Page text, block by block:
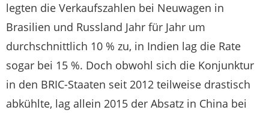
legten die Verkaufszahlen bei Neuwagen in
Brasilien und Russland Jahr für Jahr um
durchschnittlich 10 % zu, in Indien lag die Rate
sogar bei 15 %. Doch obwohl sich die Konjunktur
in den BRIC-Staaten seit 2012 teilweise drastisch
abkühlte, lag allein 2015 der Absatz in China bei